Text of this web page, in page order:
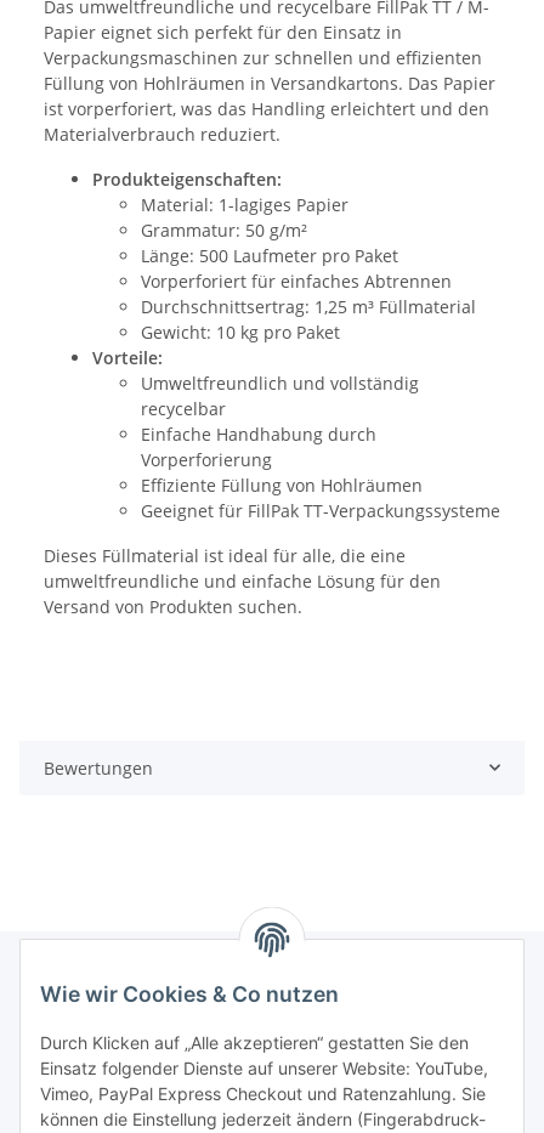
Das umweltfreundliche und recycelbare FillPak TT / M-
Papier eignet sich perfekt für den Einsatz in
Verpackungsmaschinen zur schnellen und effizienten
Füllung von Hohlräumen in Versandkartons. Das Papier
ist vorperforiert, was das Handling erleichtert und den
Materialverbrauch reduziert.
Produkteigenschaften:
Material: 1-lagiges Papier
Grammatur: 50 g/m²
Länge: 500 Laufmeter pro Paket
Vorperforiert für einfaches Abtrennen
Durchschnittsertrag: 1,25 m³ Füllmaterial
Gewicht: 10 kg pro Paket
Vorteile:
Umweltfreundlich und vollständig
recycelbar
Einfache Handhabung durch
Vorperforierung
Effiziente Füllung von Hohlräumen
Geeignet für FillPak TT-Verpackungssysteme
Dieses Füllmaterial ist ideal für alle, die eine
umweltfreundliche und einfache Lösung für den
Versand von Produkten suchen.
Bewertungen
Gesetzliche Informationen
Wie wir Cookies & Co nutzen
Durch Klicken auf „Alle akzeptieren“ gestatten Sie den
Einsatz folgender Dienste auf unserer Website: YouTube,
Vimeo, PayPal Express Checkout und Ratenzahlung. Sie
können die Einstellung jederzeit ändern (Fingerabdruck-